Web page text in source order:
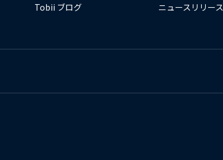
Tobii ブログ ニュースリリース